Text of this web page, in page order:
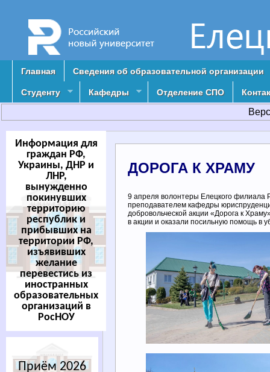
Главная Сведения об образовательной организации
Студенту Кафедры Отделение СПО
ДОРОГА К ХРАМУ
9 апреля волонтеры Елецкого филиала
преподавателем кафедры
добровольческой акции «Дорога к
в акции и оказали посильную помощь в
Информация для
граждан РФ,
Украины, ДНР и
ЛНР,
вынужденно
покинувших
территорию
республик и
прибывших на
территории РФ,
изъявивших
желание
перевестись из
иностранных
образовательных
организаций в
РосНОУ
Приём 2026